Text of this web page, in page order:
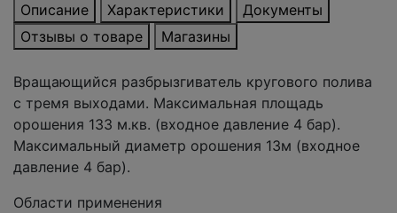
Описание
Характеристики
Документы
Отзывы о товаре
Магазины
Вращающийся разбрызгиватель кругового полива
с тремя выходами. Максимальная площадь
орошения 133 м.кв. (входное давление 4 бар).
Максимальный диаметр орошения 13м (входное
давление 4 бар).
Области применения